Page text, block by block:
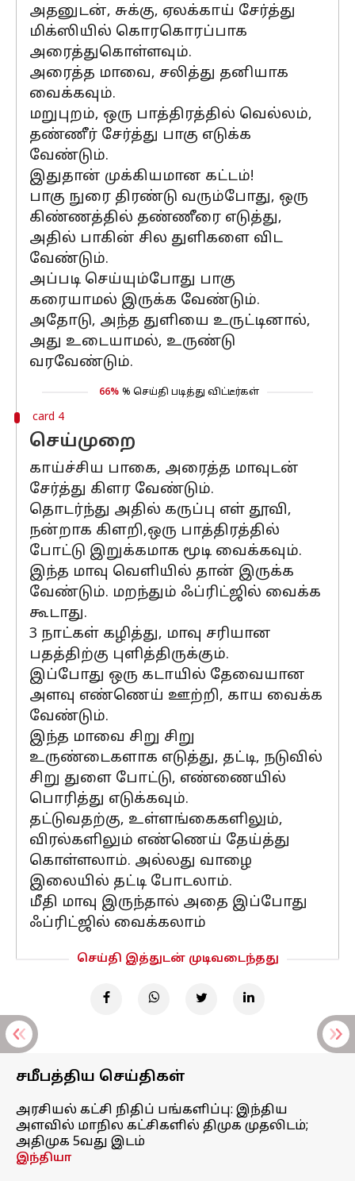
அதனுடன், சுக்கு, ஏலக்காய் சேர்த்து
மிக்ஸியில் கொரகொரப்பாக
அரைத்துகொள்ளவும்.
அரைத்த மாவை, சலித்து தனியாக
வைக்கவும்.
மறுபுறம், ஒரு பாத்திரத்தில் வெல்லம்,
தண்ணீர் சேர்த்து பாகு எடுக்க
வேண்டும்.
இதுதான் முக்கியமான கட்டம்!
பாகு நுரை திரண்டு வரும்போது, ஒரு
கிண்ணத்தில் தண்ணீரை எடுத்து,
அதில் பாகின் சில துளிகளை விட
வேண்டும்.
அப்படி செய்யும்போது பாகு
கரையாமல் இருக்க வேண்டும்.
அதோடு, அந்த துளியை உருட்டினால்,
அது உடையாமல், உருண்டு
வரவேண்டும்.
66% % செய்தி படித்து விட்டீர்கள்
card 4
செய்முறை
காய்ச்சிய பாகை, அரைத்த மாவுடன்
சேர்த்து கிளர வேண்டும்.
தொடர்ந்து அதில் கருப்பு எள் தூவி,
நன்றாக கிளறி,ஒரு பாத்திரத்தில்
போட்டு இறுக்கமாக மூடி வைக்கவும்.
இந்த மாவு வெளியில் தான் இருக்க
வேண்டும். மறந்தும் ஃப்ரிட்ஜில் வைக்க
கூடாது.
3 நாட்கள் கழித்து, மாவு சரியான
பதத்திற்கு புளித்திருக்கும்.
இப்போது ஒரு கடாயில் தேவையான
அளவு எண்ணெய் ஊற்றி, காய வைக்க
வேண்டும்.
இந்த மாவை சிறு சிறு
உருண்டைகளாக எடுத்து, தட்டி, நடுவில்
சிறு துளை போட்டு, எண்ணையில்
பொரித்து எடுக்கவும்.
தட்டுவதற்கு, உள்ளங்கைகளிலும்,
விரல்களிலும் எண்ணெய் தேய்த்து
கொள்ளலாம். அல்லது வாழை
இலையில் தட்டி போடலாம்.
மீதி மாவு இருந்தால் அதை இப்போது
ஃப்ரிட்ஜில் வைக்கலாம்
செய்தி இத்துடன் முடிவடைந்தது
சமீபத்திய செய்திகள்
அரசியல் கட்சி நிதிப் பங்களிப்பு: இந்திய
அளவில் மாநில கட்சிகளில் திமுக முதலிடம்;
அதிமுக 5வது இடம்
இந்தியா